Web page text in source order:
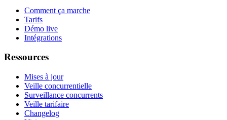
Comment ça marche
Tarifs
Démo live
Intégrations
Ressources
Mises à jour
Veille concurrentielle
Surveillance concurrents
Veille tarifaire
Changelog